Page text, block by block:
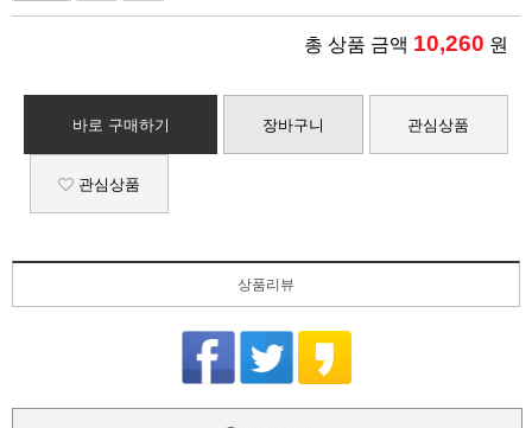
총 상품 금액 10,260 원
바로 구매하기 장바구니 관심상품
관심상품
상품리뷰